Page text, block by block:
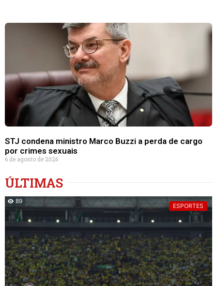
STJ condena ministro Marco Buzzi a perda de cargo
por crimes sexuais
6 de agosto de 2026
ÚLTIMAS
89
ESPORTES